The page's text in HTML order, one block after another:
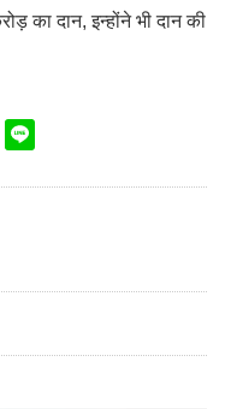
का दान, इन्होंने भी दान की